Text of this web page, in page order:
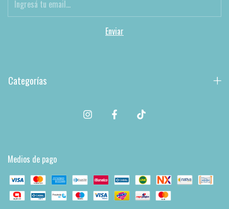
Categorías
Medios de pago